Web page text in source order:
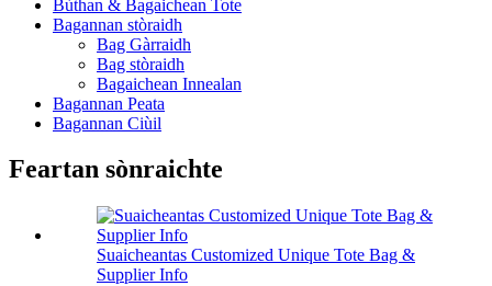
Bùthan & Bagaichean Tote
Bagannan stòraidh
Bag Gàrraidh
Bag stòraidh
Bagaichean Innealan
Bagannan Peata
Bagannan Ciùil
Feartan sònraichte
Suaicheantas Customized Unique Tote Bag &
Supplier Info